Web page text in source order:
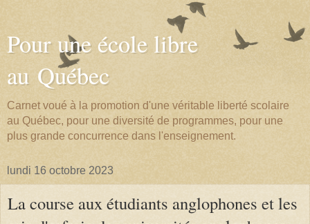
Pour une école libre
au Québec
Carnet voué à la promotion d'une véritable liberté scolaire
au Québec, pour une diversité de programmes, pour une
plus grande concurrence dans l'enseignement.
lundi 16 octobre 2023
La course aux étudiants anglophones et les